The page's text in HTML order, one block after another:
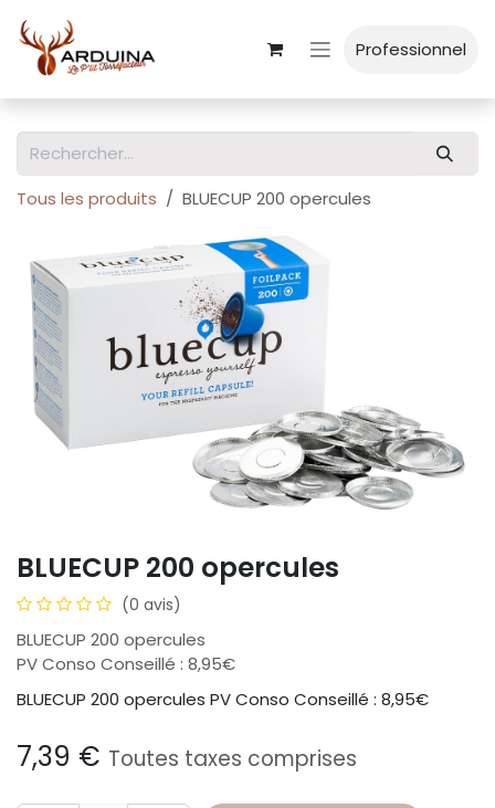
Professionnel
Tous les produits BLUECUP 200 opercules
BLUECUP 200 opercules
(0 avis)
BLUECUP 200 opercules
PV Conso Conseillé : 8,95€
BLUECUP 200 opercules PV Conso Conseillé : 8,95€
7,39 € Toutes taxes comprises